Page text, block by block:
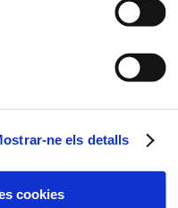
ne els detalls
cookies